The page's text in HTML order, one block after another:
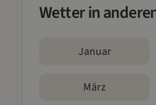
Wetter in
Januar
März